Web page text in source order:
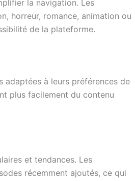
la navigation. Les
horreur, romance, animation ou
de la plateforme.
adaptées à leurs préférences de
plus facilement du contenu
et tendances. Les
récemment ajoutés, ce qui